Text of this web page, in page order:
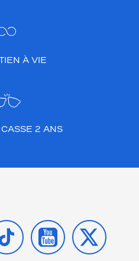
À VIE
2 ANS
YOUTUBE
X